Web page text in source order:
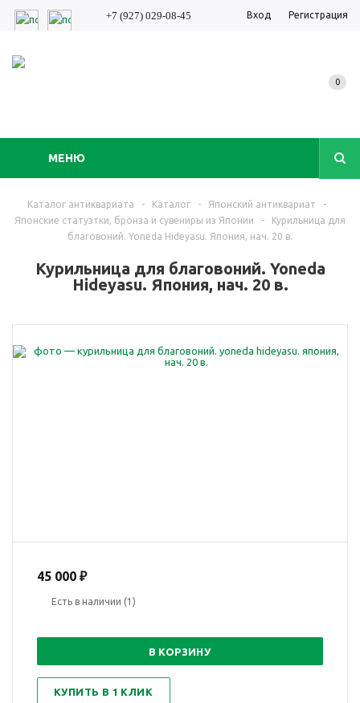
+7 (927) 029-08-45 Вход Регистрация
МЕНЮ
0
Каталог антиквариата - Каталог - Японский антиквариат
-
Японские статуэтки, бронза и сувениры из Японии
-
Курильница для
благовоний. Yoneda Hideyasu. Япония, нач. 20 в.
Курильница для благовоний. Yoneda
Hideyasu. Япония, нач. 20 в.
45 000 ₽
Есть в наличии (1)
В КОРЗИНУ
КУПИТЬ В 1 КЛИК